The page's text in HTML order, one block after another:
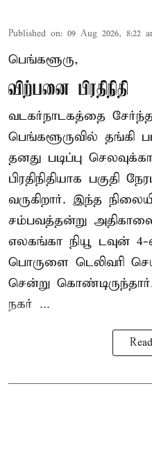
Published on: 09 Aug 2026, 8:22
பெங்களூரு,
விற்பனை பிரதிநிதி
வடகர்நாடகத்தை
பெங்களூருவில் தங்கி
தனது படிப்பு
பிரதிநிதியாக பகுதி
வருகிறார். இந்த
சம்பவத்தன்று
எலகங்கா நியூ டவுன்
பொருளை டெலிவரி
சென்று
நகர் ...